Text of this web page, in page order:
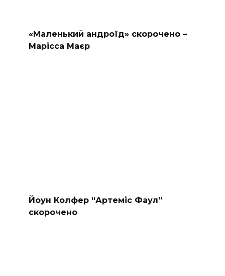
«Маленький андроїд» скорочено –
Марісса Маєр
Йоун Колфер “Артеміс Фаул”
скорочено